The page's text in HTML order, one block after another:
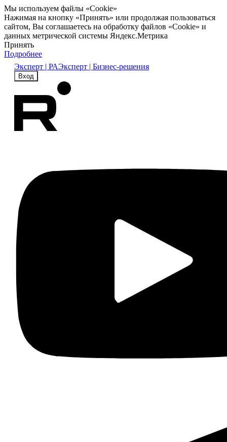
Мы используем файлы «Cookie»
Нажимая на кнопку «Принять» или продолжая пользоваться
сайтом, Вы соглашаетесь на обработку файлов «Cookie» и
данных метрической системы Яндекс.Метрика
Принять
Подробнее
Эксперт | РАЭксперт | Бизнес-решения
Вход